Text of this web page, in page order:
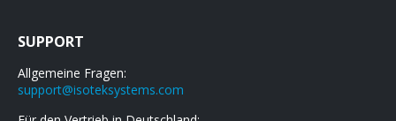
SUPPORT
Allgemeine Fragen:
support@isoteksystems.com